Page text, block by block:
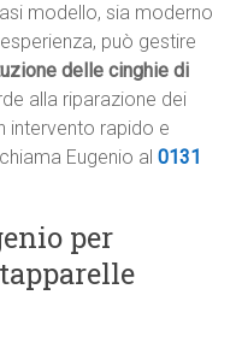
modello, sia moderno
può gestire
delle cinghie di
alla riparazione dei
intervento rapido e
Eugenio al0131
per